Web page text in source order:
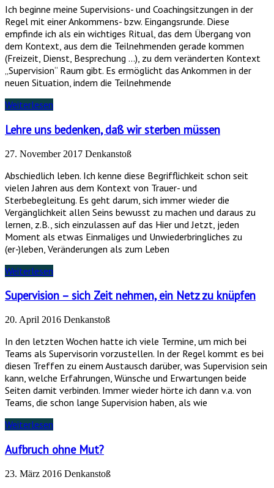
Ich beginne meine Supervisions- und Coachingsitzungen in der
Regel mit einer Ankommens- bzw. Eingangsrunde. Diese
empfinde ich als ein wichtiges Ritual, das dem Übergang von
dem Kontext, aus dem die Teilnehmenden gerade kommen
(Freizeit, Dienst, Besprechung …), zu dem veränderten Kontext
„Supervision“ Raum gibt. Es ermöglicht das Ankommen in der
neuen Situation, indem die Teilnehmende
Weiterlesen
Lehre uns bedenken, daß wir sterben müssen
27. November 2017 Denkanstoß
Abschiedlich leben. Ich kenne diese Begrifflichkeit schon seit
vielen Jahren aus dem Kontext von Trauer- und
Sterbebegleitung. Es geht darum, sich immer wieder die
Vergänglichkeit allen Seins bewusst zu machen und daraus zu
lernen, z.B., sich einzulassen auf das Hier und Jetzt, jeden
Moment als etwas Einmaliges und Unwiederbringliches zu
(er-)leben, Veränderungen als zum Leben
Weiterlesen
Supervision – sich Zeit nehmen, ein Netz zu knüpfen
20. April 2016 Denkanstoß
In den letzten Wochen hatte ich viele Termine, um mich bei
Teams als Supervisorin vorzustellen. In der Regel kommt es bei
diesen Treffen zu einem Austausch darüber, was Supervision sein
kann, welche Erfahrungen, Wünsche und Erwartungen beide
Seiten damit verbinden. Immer wieder hörte ich dann v.a. von
Teams, die schon lange Supervision haben, als wie
Weiterlesen
Aufbruch ohne Mut?
23. März 2016 Denkanstoß